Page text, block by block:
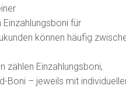
für
können häufig
zählen Einzahlungsboni,
Boni – jeweils mit